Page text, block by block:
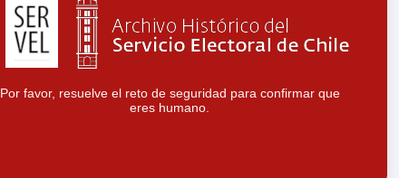
Por favor, resuelve el reto de seguridad para confirmar que
eres humano.